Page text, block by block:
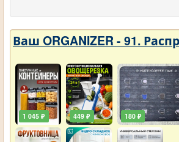
Ваш ORGANIZER - 91.
1 045 ₽ 449 ₽ 180 ₽